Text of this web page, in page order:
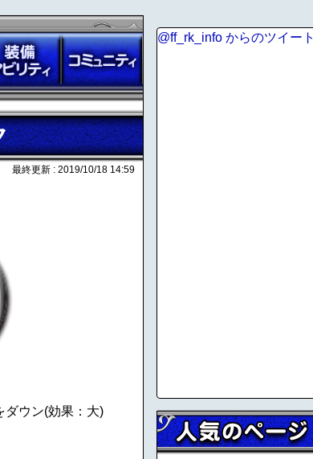
最終更新 : 2019/10/18 14:59
ダウン(効果：大)
@ff_rk_info からのツイート